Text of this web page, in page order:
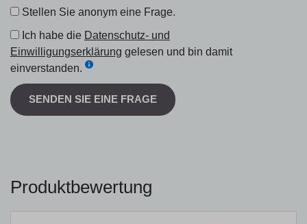
Stellen Sie anonym eine Frage.
Ich habe die Datenschutz- und
Einwilligungserklärung gelesen und bin damit
einverstanden.
SENDEN SIE EINE FRAGE
Produktbewertung